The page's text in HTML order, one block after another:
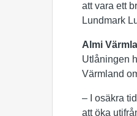
att vara ett
Lundmark
Almi
Utlåningen
Värmland
– I osäkra
att öka